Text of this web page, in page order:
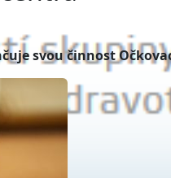
svou činnost